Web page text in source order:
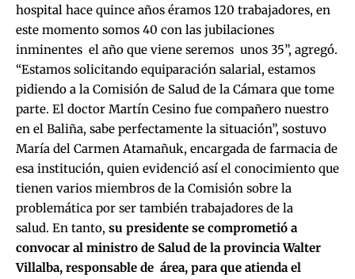
hospital hace quince años éramos 120 trabajadores, en
este momento somos 40 con las jubilaciones
inminentes el año que viene seremos unos 35”, agregó.
“Estamos solicitando equiparación salarial, estamos
pidiendo a la Comisión de Salud de la Cámara que tome
parte. El doctor Martín Cesino fue compañero nuestro
en el Baliña, sabe perfectamente la situación”, sostuvo
María del Carmen Atamañuk, encargada de farmacia de
esa institución, quien evidenció así el conocimiento que
tienen varios miembros de la Comisión sobre la
problemática por ser también trabajadores de la
salud. En tanto, su presidente se comprometió a
convocar al ministro de Salud de la provincia Walter
Villalba, responsable de área, para que atienda el